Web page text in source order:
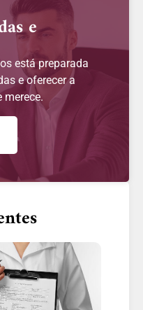
e
está preparada
e oferecer a
merece.